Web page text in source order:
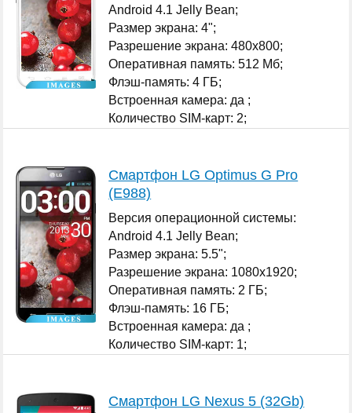
Android 4.1 Jelly Bean;
Размер экрана: 4";
Разрешение экрана: 480x800;
Оперативная память: 512 Мб;
Флэш-память: 4 ГБ;
Встроенная камера: да ;
Количество SIM-карт: 2;
Смартфон LG Optimus G Pro
(E988)
Версия операционной системы:
Android 4.1 Jelly Bean;
Размер экрана: 5.5";
Разрешение экрана: 1080x1920;
Оперативная память: 2 ГБ;
Флэш-память: 16 ГБ;
Встроенная камера: да ;
Количество SIM-карт: 1;
Смартфон LG Nexus 5 (32Gb)